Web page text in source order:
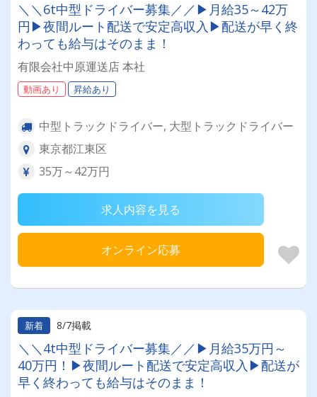
＼＼6t中型ドライバー募集／／▶月給35～42万
円▶夜間ルート配送で安定高収入▶配送が早く終
わっても給与はそのまま！
有限会社中原運送店 本社
動画あり 昇給あり
中型トラックドライバー, 大型トラックドライバー
東京都江東区
35万～42万円
求人内容を見る
オンライン応募
新着 8/7掲載
＼＼4t中型ドライバー募集／／▶月給35万円～
40万円！▶夜間ルート配送で安定高収入▶配送が
早く終わっても給与はそのまま！